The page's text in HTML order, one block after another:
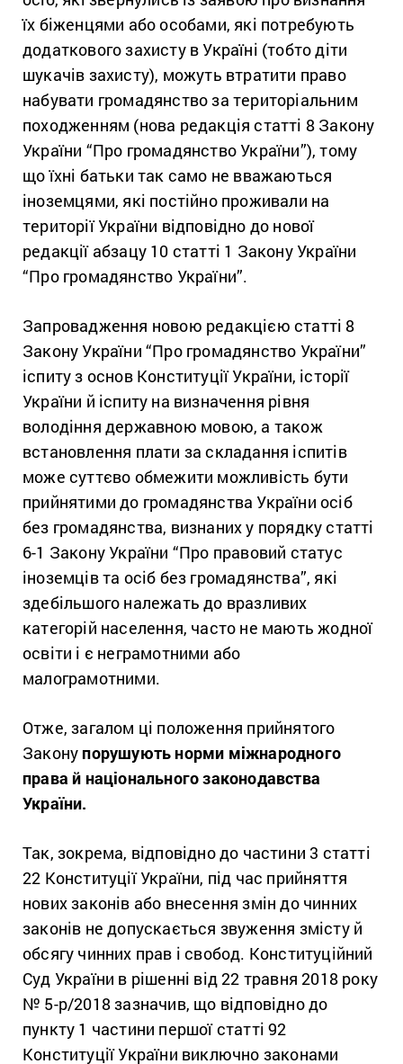
їх біженцями або особами, які потребують
додаткового захисту в Україні (тобто діти
шукачів захисту), можуть втратити право
набувати громадянство за територіальним
походженням (нова редакція статті 8 Закону
України “Про громадянство України”), тому
що їхні батьки так само не вважаються
іноземцями, які постійно проживали на
території України відповідно до нової
редакції абзацу 10 статті 1 Закону України
“Про громадянство України”.
Запровадження новою редакцією статті 8
Закону України “Про громадянство України”
іспиту з основ Конституції України, історії
України й іспиту на визначення рівня
володіння державною мовою, а також
встановлення плати за складання іспитів
може суттєво обмежити можливість бути
прийнятими до громадянства України осіб
без громадянства, визнаних у порядку статті
6-1 Закону України “Про правовий статус
іноземців та осіб без громадянства”, які
здебільшого належать до вразливих
категорій населення, часто не мають жодної
освіти і є неграмотними або
малограмотними.
Отже, загалом ці положення прийнятого
Закону порушують норми міжнародного
права й національного законодавства
України.
Так, зокрема, відповідно до частини 3 статті
22 Конституції України, під час прийняття
нових законів або внесення змін до чинних
законів не допускається звуження змісту й
обсягу чинних прав і свобод. Конституційний
Суд України в рішенні від 22 травня 2018 року
№ 5-р/2018 зазначив, що відповідно до
пункту 1 частини першої статті 92
Конституції України виключно законами